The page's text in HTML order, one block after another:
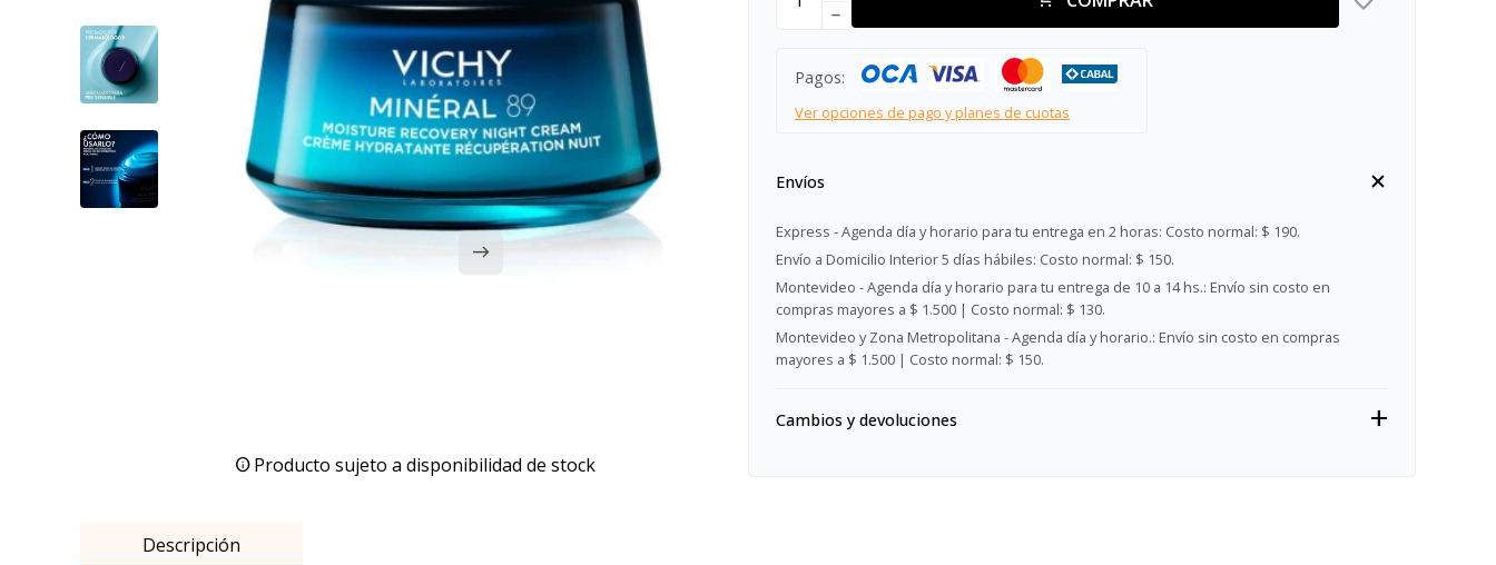
Producto sujeto a disponibilidad de stock
remove
Pagos:
Ver opciones de pago y planes de cuotas
Envíos
Express - Agenda día y horario para tu entrega en 2 horas: Costo normal: $ 190.
Envío a Domicilio Interior 5 días hábiles: Costo normal: $ 150.
Montevideo - Agenda día y horario para tu entrega de 10 a 14 hs.: Envío sin costo en
compras mayores a $ 1.500 | Costo normal: $ 130.
Montevideo y Zona Metropolitana - Agenda día y horario.: Envío sin costo en compras
mayores a $ 1.500 | Costo normal: $ 150.
Cambios y devoluciones
Descripción